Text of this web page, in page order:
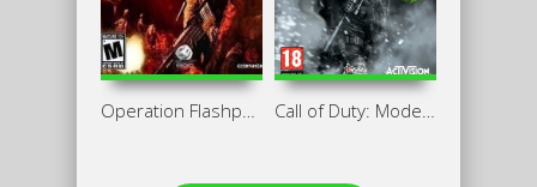
Operation Flashpoint Red River Call of Duty: Modern Warfare 2